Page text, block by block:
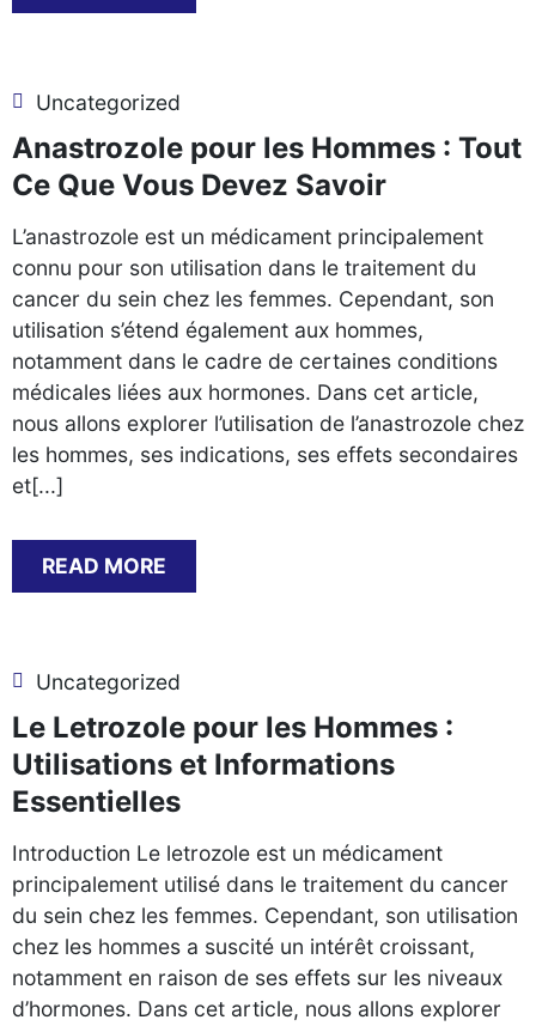
Uncategorized
Anastrozole pour les Hommes : Tout
Ce Que Vous Devez Savoir
L’anastrozole est un médicament principalement
connu pour son utilisation dans le traitement du
cancer du sein chez les femmes. Cependant, son
utilisation s’étend également aux hommes,
notamment dans le cadre de certaines conditions
médicales liées aux hormones. Dans cet article,
nous allons explorer l’utilisation de l’anastrozole chez
les hommes, ses indications, ses effets secondaires
et[...]
READ MORE
Uncategorized
Le Letrozole pour les Hommes :
Utilisations et Informations
Essentielles
Introduction Le letrozole est un médicament
principalement utilisé dans le traitement du cancer
du sein chez les femmes. Cependant, son utilisation
chez les hommes a suscité un intérêt croissant,
notamment en raison de ses effets sur les niveaux
d’hormones. Dans cet article, nous allons explorer